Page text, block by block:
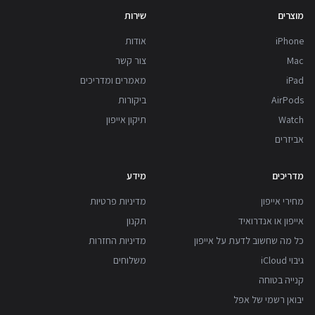
מוצרים
iPhone
Mac
iPad
AirPods
Watch
אביזרים
שירות
אודות
צור קשר
מאמרים ומדריכים
ביקורות
תיקון אייפון
מדריכים
מחירי אייפון
אייפון או אנדרואיד
כל מה שחשוב לדעת על אייפון
גיבוי iCloud
קנייה בטוחה
יבואן רשמי של אפל
מידע
מדיניות פרטיות
תקנון
מדיניות החזרות
משלוחים